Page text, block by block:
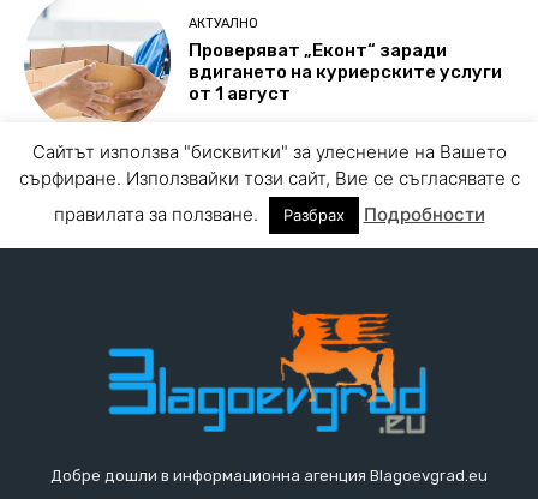
Добре дошли в информационна агенция Blagoevgrad.eu